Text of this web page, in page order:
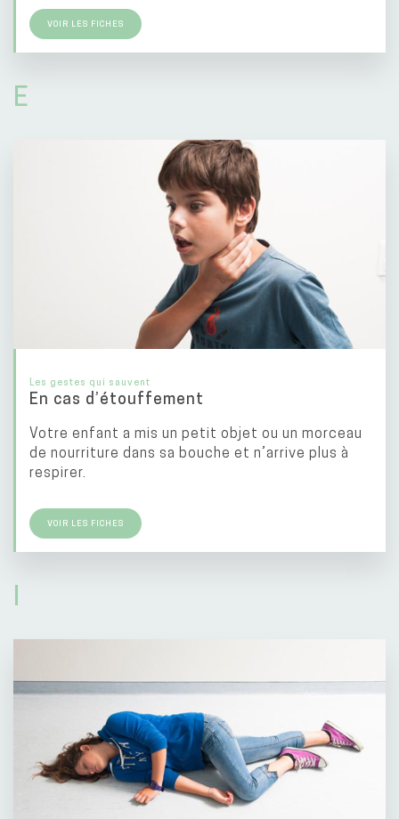
VOIR LES FICHES
E
Les gestes qui sauvent
En cas d’étouffement
Votre enfant a mis un petit objet ou un morceau
de nourriture dans sa bouche et n’arrive plus à
respirer.
VOIR LES FICHES
I